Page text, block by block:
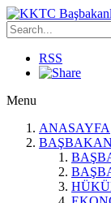
RSS
Menu
ANASAYFA